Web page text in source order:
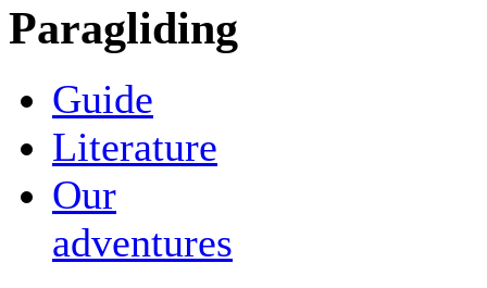
Paragliding
Guide
Literature
Our
adventures